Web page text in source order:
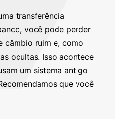
transferência
você pode perder
câmbio ruim e, como
ocultas. Isso acontece
um sistema antigo
que você